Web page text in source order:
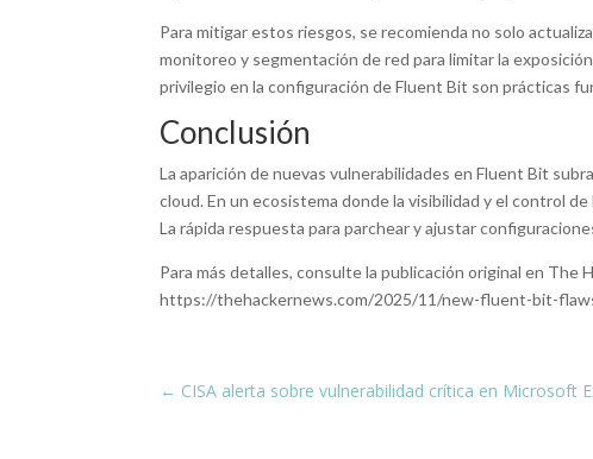
Para mitigar estos riesgos, se recomienda no solo
monitoreo y segmentación de red para limitar la
privilegio en la configuración de Fluent Bit son prácticas
Conclusión
La aparición de nuevas vulnerabilidades en Fluent Bit
cloud. En un ecosistema donde la visibilidad y el control
La rápida respuesta para parchear y ajustar
Para más detalles, consulte la publicación original en The
https://thehackernews.com/2025/11/new-fluent-bit-
← CISA alerta sobre vulnerabilidad crítica en Microsoft